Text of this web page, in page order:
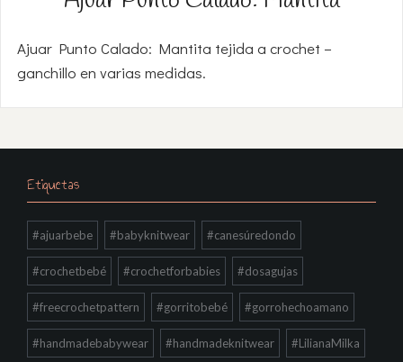
Ajuar Punto Calado: Mantita tejida a crochet –
ganchillo en varias medidas.
Etiquetas
#ajuarbebe #babyknitwear #canesúredondo
#crochetbebé #crochetforbabies #dosagujas
#freecrochetpattern #gorritobebé #gorrohechoamano
#handmadebabywear #handmadeknitwear #LilianaMilka